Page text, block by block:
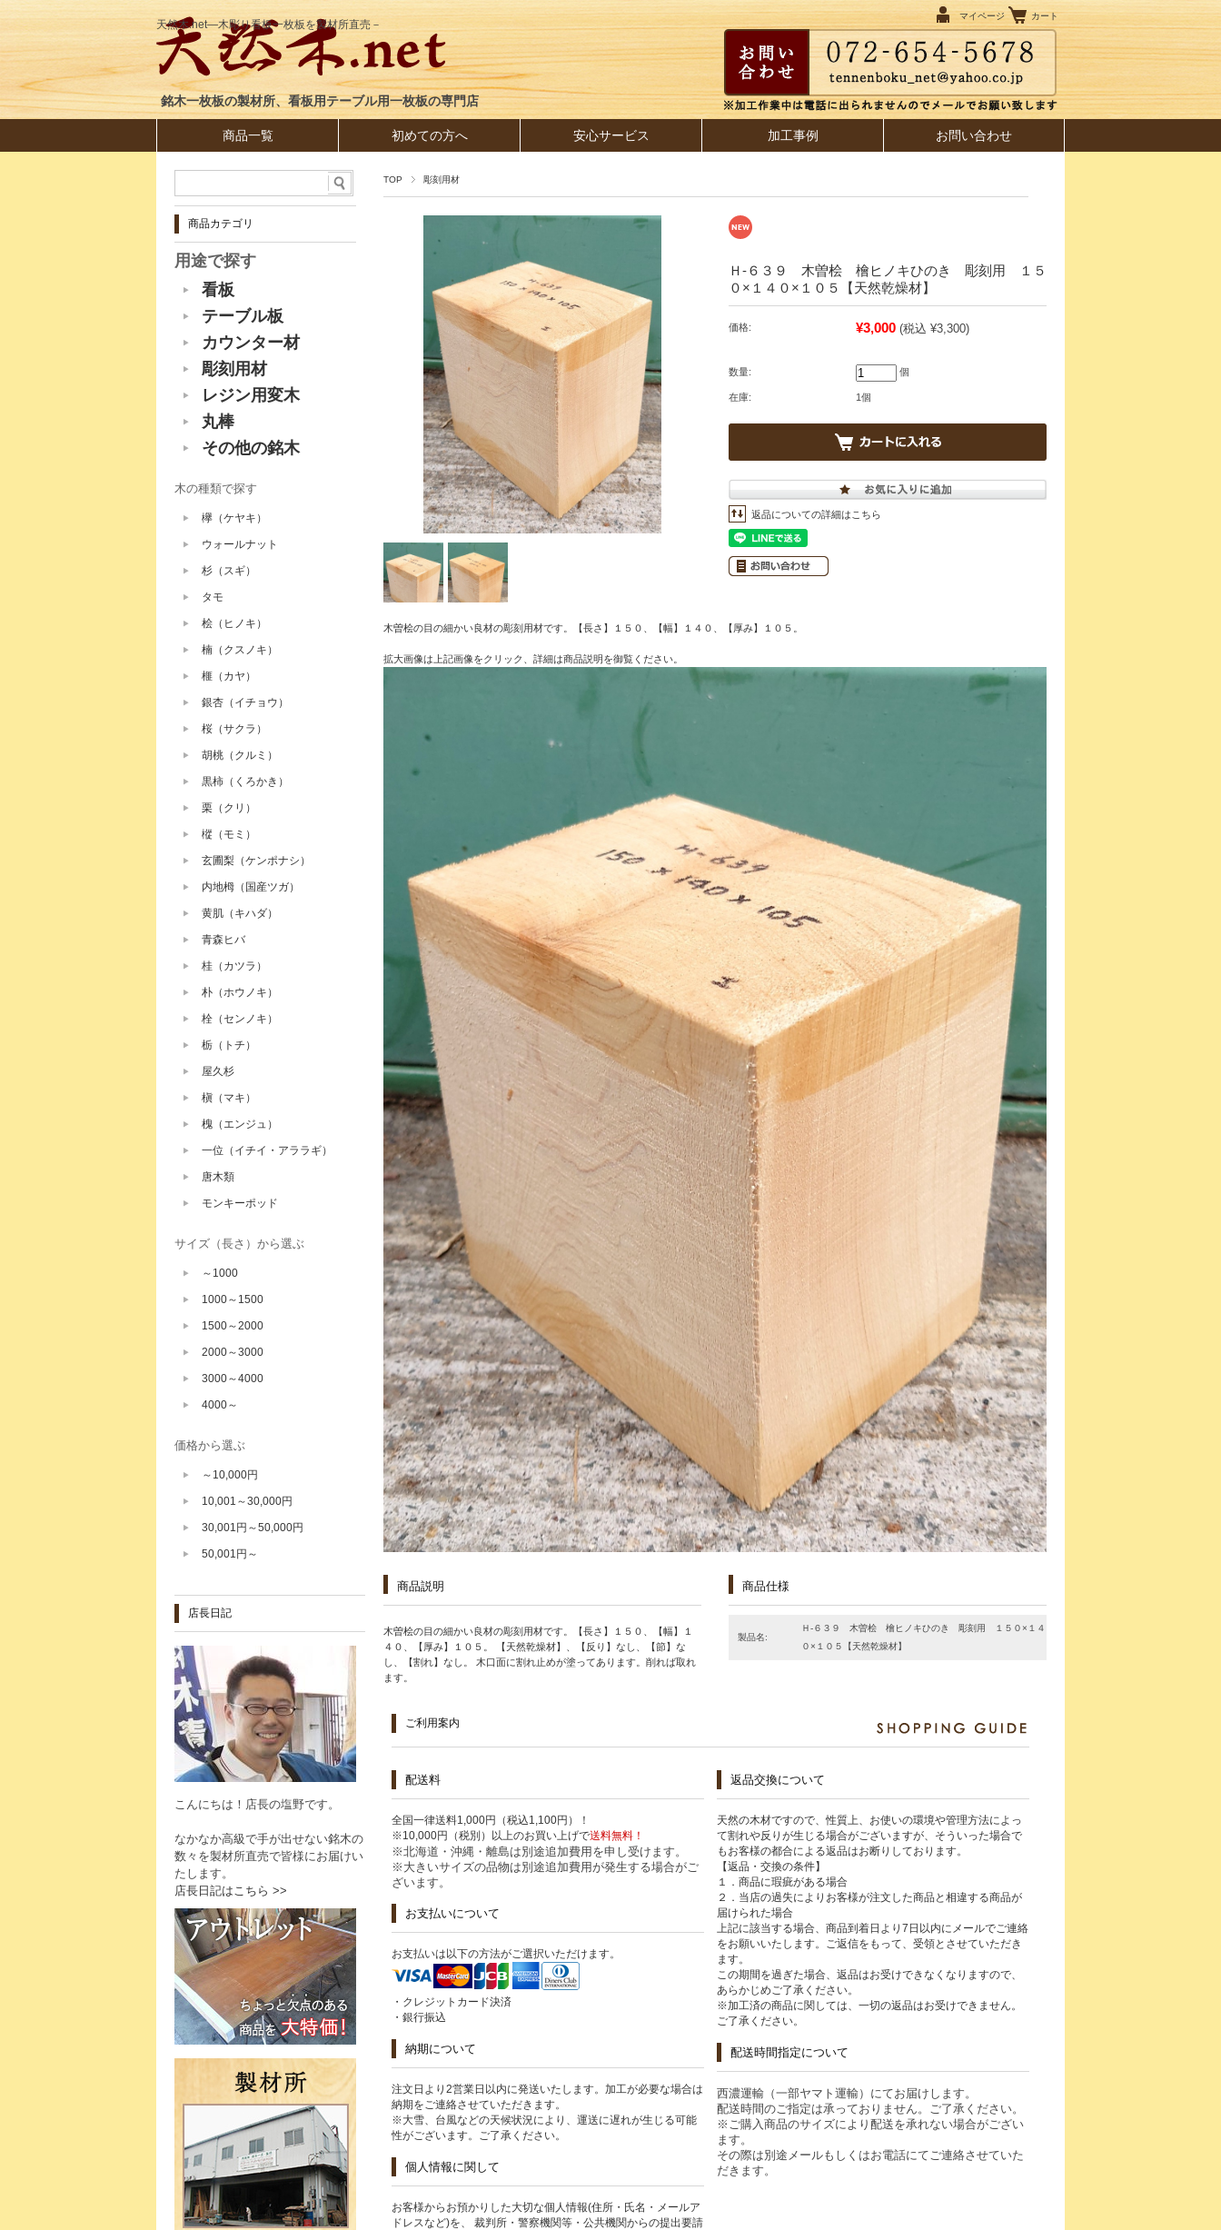
天然木.net―木彫り看板一枚板を製材所直売－
銘木一枚板の製材所、看板用テーブル用一枚板の専門店
マイページ カート
商品一覧 初めての方へ 安心サービス 加工事例 お問い合わせ
TOP 彫刻用材
Ｈ-６３９ 木曽桧 檜ヒノキひのき 彫刻用 １５
０×１４０×１０５【天然乾燥材】
価格: ¥3,000 (税込 ¥3,300)
数量: 個
在庫: 1個
返品についての詳細はこちら
木曽桧の目の細かい良材の彫刻用材です。【長さ】１５０、【幅】１４０、【厚み】１０５。
拡大画像は上記画像をクリック、詳細は商品説明を御覧ください。
商品説明
木曽桧の目の細かい良材の彫刻用材です。【長さ】１５０、【幅】１
４０、【厚み】１０５。 【天然乾燥材】、【反り】なし、【節】な
し、【割れ】なし。 木口面に割れ止めが塗ってあります。削れば取れ
ます。
商品仕様
製品名:
Ｈ-６３９ 木曽桧 檜ヒノキひのき 彫刻用 １５０×１４
０×１０５【天然乾燥材】
ご利用案内
配送料
全国一律送料1,000円（税込1,100円）！
※10,000円（税別）以上のお買い上げで送料無料！
※北海道・沖縄・離島は別途追加費用を申し受けます。
※大きいサイズの品物は別途追加費用が発生する場合がご
ざいます。
お支払いについて
お支払いは以下の方法がご選択いただけます。
・クレジットカード決済
・銀行振込
納期について
注文日より2営業日以内に発送いたします。加工が必要な場合は
納期をご連絡させていただきます。
※大雪、台風などの天候状況により、運送に遅れが生じる可能
性がございます。ご了承ください。
個人情報に関して
お客様からお預かりした大切な個人情報(住所・氏名・メールア
ドレスなど)を、 裁判所・警察機関等・公共機関からの提出要請
返品交換について
天然の木材ですので、性質上、お使いの環境や管理方法によっ
て割れや反りが生じる場合がございますが、そういった場合で
もお客様の都合による返品はお断りしております。
【返品・交換の条件】
１．商品に瑕疵がある場合
２．当店の過失によりお客様が注文した商品と相違する商品が
届けられた場合
上記に該当する場合、商品到着日より7日以内にメールでご連絡
をお願いいたします。ご返信をもって、受領とさせていただき
ます。
この期間を過ぎた場合、返品はお受けできなくなりますので、
あらかじめご了承ください。
※加工済の商品に関しては、一切の返品はお受けできません。
ご了承ください。
配送時間指定について
西濃運輸（一部ヤマト運輸）にてお届けします。
配送時間のご指定は承っておりません。ご了承ください。
※ご購入商品のサイズにより配送を承れない場合がござい
ます。
その際は別途メールもしくはお電話にてご連絡させていた
だきます。
商品カテゴリ
用途で探す
看板
テーブル板
カウンター材
彫刻用材
レジン用変木
丸棒
その他の銘木
木の種類で探す
欅（ケヤキ）
ウォールナット
杉（スギ）
タモ
桧（ヒノキ）
楠（クスノキ）
榧（カヤ）
銀杏（イチョウ）
桜（サクラ）
胡桃（クルミ）
黒柿（くろかき）
栗（クリ）
樅（モミ）
玄圃梨（ケンポナシ）
内地栂（国産ツガ）
黄肌（キハダ）
青森ヒバ
桂（カツラ）
朴（ホウノキ）
栓（センノキ）
栃（トチ）
屋久杉
槇（マキ）
槐（エンジュ）
一位（イチイ・アララギ）
唐木類
モンキーポッド
サイズ（長さ）から選ぶ
～1000
1000～1500
1500～2000
2000～3000
3000～4000
4000～
価格から選ぶ
～10,000円
10,001～30,000円
30,001円～50,000円
50,001円～
店長日記
こんにちは！店長の塩野です。
なかなか高級で手が出せない銘木の
数々を製材所直売で皆様にお届けい
たします。
店長日記はこちら >>